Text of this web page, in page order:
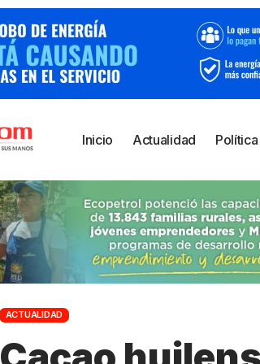
Inicio Actualidad Política
ACTUALIDAD